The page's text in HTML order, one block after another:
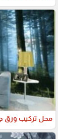
محل تركيب ورق